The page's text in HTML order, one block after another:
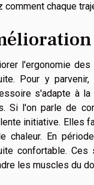
comment chaque
l'ergonomie
Pour y
s'adapte à
Si l'on parle de
initiative. Elles
chaleur. En
confortable.
les muscles du